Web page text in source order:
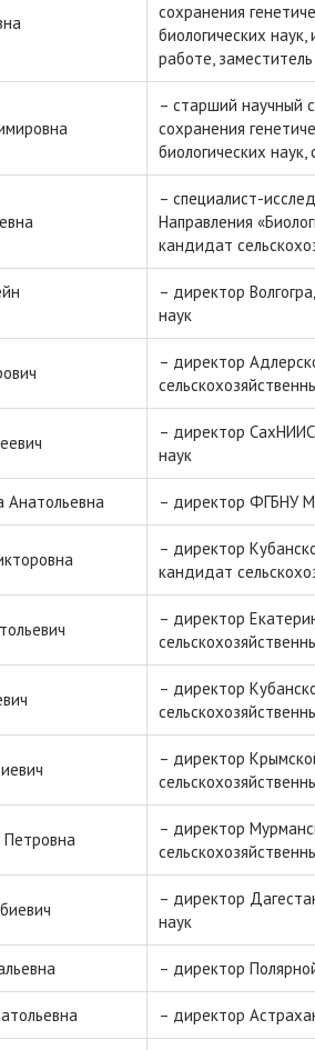
сохранения
биологических
работе,
– старший научный
сохранения
биологических
– специалист-
Направления
кандидат
– директор
наук
– директор
– директор
наук
Анатольевна – директор ФГБНУ
– директор
кандидат
– директор
– директор
– директор
– директор
– директор
наук
– директор
– директор